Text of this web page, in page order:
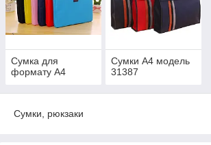
Сумка для
формату А4
Сумки А4 модель
31387
Сумки, рюкзаки